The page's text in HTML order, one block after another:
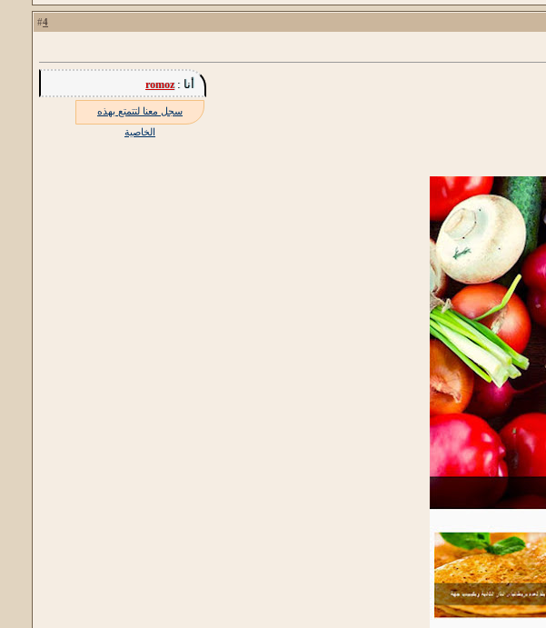
4
أنا :romoz
سجل معنا لتتمتع بهذه
الخاصية